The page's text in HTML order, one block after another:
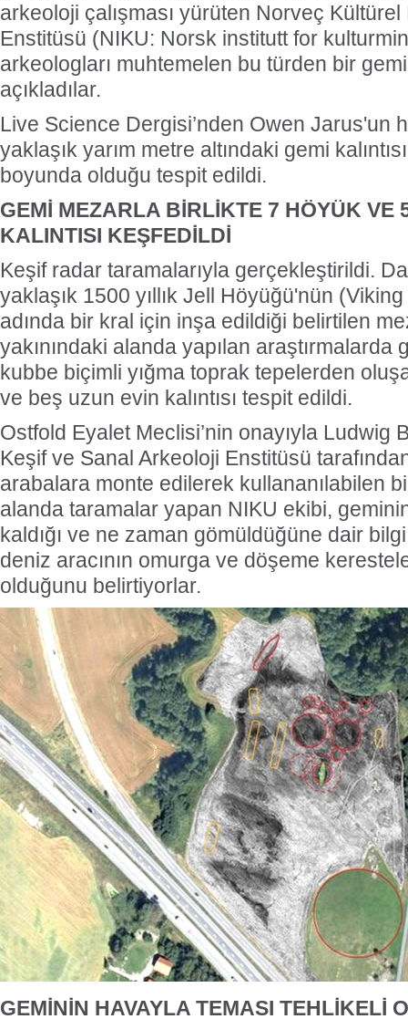
arkeoloji çalışması yürüten Norveç Kültürel
Enstitüsü (NIKU: Norsk institutt for
arkeologları muhtemelen bu türden bir
açıkladılar.
Live Science Dergisi’nden Owen Jarus'un
yaklaşık yarım metre altındaki gemi
boyunda olduğu tespit edildi.
GEMİ MEZARLA BİRLİKTE 7 HÖYÜK VE
KALINTISI KEŞFEDİLDİ
Keşif radar taramalarıyla gerçekleştirildi.
yaklaşık 1500 yıllık Jell Höyüğü'nün
adında bir kral için inşa edildiği belirtilen
yakınındaki alanda yapılan araştırmalarda
kubbe biçimli yığma toprak tepelerden
ve beş uzun evin kalıntısı tespit edildi.
Ostfold Eyalet Meclisi’nin onayıyla Ludwig
Keşif ve Sanal Arkeoloji Enstitüsü
arabalara monte edilerek kullananılabilen
alanda taramalar yapan NIKU ekibi,
kaldığı ve ne zaman gömüldüğüne dair
deniz aracının omurga ve döşeme
olduğunu belirtiyorlar.
GEMİNİN HAVAYLA TEMASI TEHLİKELİ